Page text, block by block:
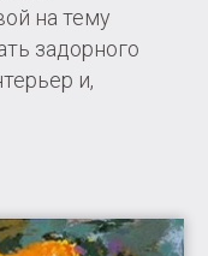
на тему
задорного
и,